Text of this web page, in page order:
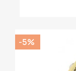
-5%